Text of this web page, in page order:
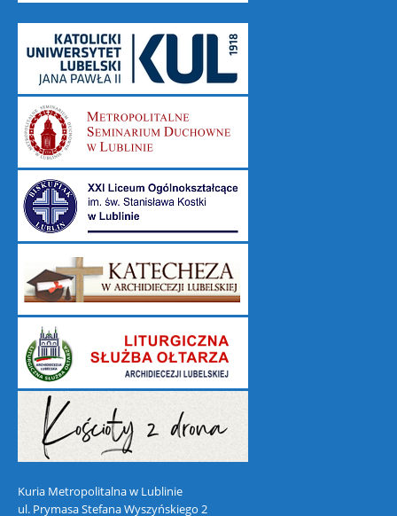
Kuria Metropolitalna w Lublinie
ul. Prymasa Stefana Wyszyńskiego 2